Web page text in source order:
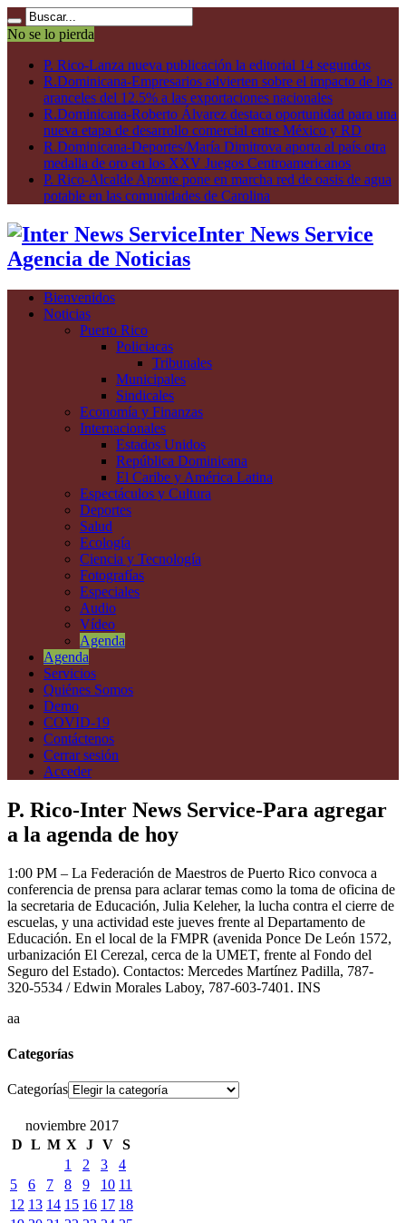
No se lo pierda
P. Rico-Lanza nueva publicación la editorial 14 segundos
R.Dominicana-Empresarios advierten sobre el impacto de los
aranceles del 12.5% a las exportaciones nacionales
R.Dominicana-Roberto Álvarez destaca oportunidad para una
nueva etapa de desarrollo comercial entre México y RD
R.Dominicana-Deportes/María Dimitrova aporta al país otra
medalla de oro en los XXV Juegos Centroamericanos
P. Rico-Alcalde Aponte pone en marcha red de oasis de agua
potable en las comunidades de Carolina
Inter News Service
Agencia de Noticias
Bienvenidos
Noticias
Puerto Rico
Policiacas
Tribunales
Municipales
Sindicales
Economía y Finanzas
Internacionales
Estados Unidos
República Dominicana
El Caribe y América Latina
Espectáculos y Cultura
Deportes
Salud
Ecología
Ciencia y Tecnología
Fotografías
Especiales
Audio
Vídeo
Agenda
Agenda
Servicios
Quiénes Somos
Demo
COVID-19
Contáctenos
Cerrar sesión
Acceder
P. Rico-Inter News Service-Para agregar
a la agenda de hoy
1:00 PM – La Federación de Maestros de Puerto Rico convoca a
conferencia de prensa para aclarar temas como la toma de oficina de
la secretaria de Educación, Julia Keleher, la lucha contra el cierre de
escuelas, y una actividad este jueves frente al Departamento de
Educación. En el local de la FMPR (avenida Ponce De León 1572,
urbanización El Cerezal, cerca de la UMET, frente al Fondo del
Seguro del Estado). Contactos: Mercedes Martínez Padilla, 787-
320-5534 / Edwin Morales Laboy, 787-603-7401. INS
aa
Categorías
Categorías
noviembre 2017
D L M X J V S
1
2 3
4
5
6 7 8 9 10 11
12 13 14 15 16 17 18